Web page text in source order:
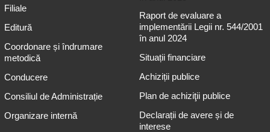
Filiale
Editură
Coordonare și îndrumare
metodică
Conducere
Consiliul de Administrație
Organizare internă
Raport de evaluare a
implementării Legii nr. 544/2001
în anul 2024
Situații financiare
Achiziții publice
Plan de achiziţii publice
Declarații de avere și de
interese